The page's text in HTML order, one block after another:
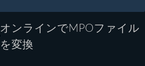
オンラインでMPOファイル
を変換